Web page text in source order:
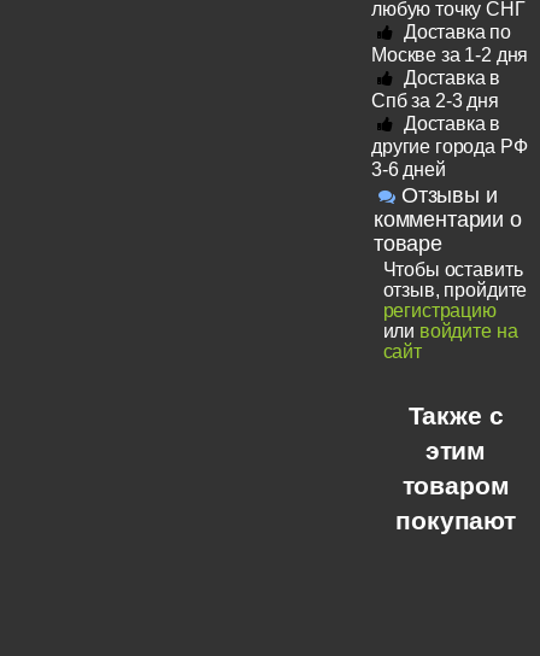
любую точку СНГ
Доставка по
Москве за 1-2 дня
Доставка в
Спб за 2-3 дня
Доставка в
другие города РФ
3-6 дней
Отзывы и
комментарии о
товаре
Чтобы оставить
отзыв, пройдите
регистрацию
или войдите на
сайт
Также с
этим
товаром
покупают